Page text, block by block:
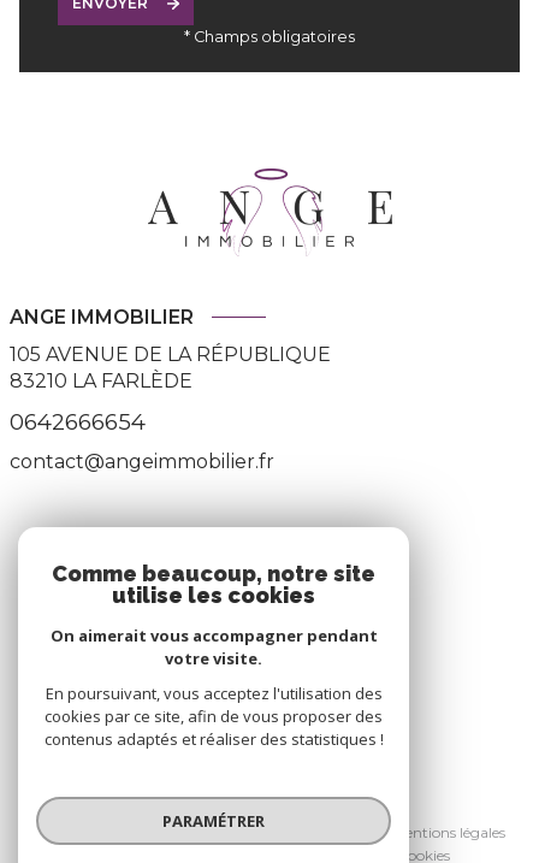
* Champs obligatoires
ANGE IMMOBILIER
105 AVENUE DE LA RÉPUBLIQUE
83210 LA FARLÈDE
0642666654
contact@angeimmobilier.fr
Nous adhérons
© 2026 | Tous droits réservés
Nos honoraires
Nos partenaires
Mentions légales
Cookies
Comme beaucoup, notre site
utilise les cookies
On aimerait vous accompagner pendant
votre visite.
En poursuivant, vous acceptez l'utilisation des
cookies par ce site, afin de vous proposer des
contenus adaptés et réaliser des statistiques !
PARAMÉTRER